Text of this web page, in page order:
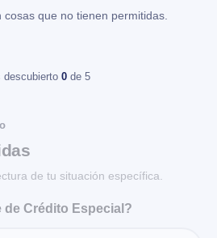
que no tienen permitidas.
descubierto 0 de 5
de tu situación específica.
de Crédito Especial?